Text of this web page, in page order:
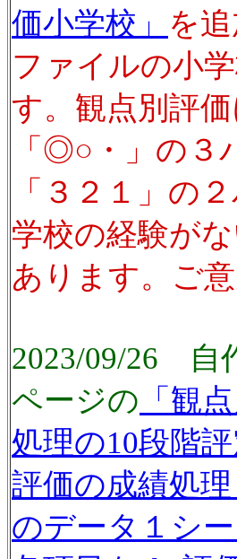
価小学校」
を
ファイルの小
す。観点別評
「◎○・」の３
「３２１」の
学校の経験が
あります。ご
2023/09/26 自
ページの 「観
処理の10段階評
評価の成績処理
のデータ１シー